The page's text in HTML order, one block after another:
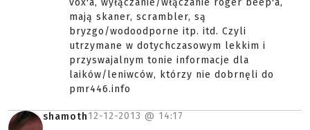
vox'a, wyłączanie/włączanie roger beep'a,
mają skaner, scrambler, są
bryzgo/wodoodporne itp. itd. Czyli
utrzymane w dotychczasowym lekkim i
przyswajalnym tonie informacje dla
laików/leniwców, którzy nie dobrnęli do
pmr446.info
shamoth12-12-2013 @ 14:17